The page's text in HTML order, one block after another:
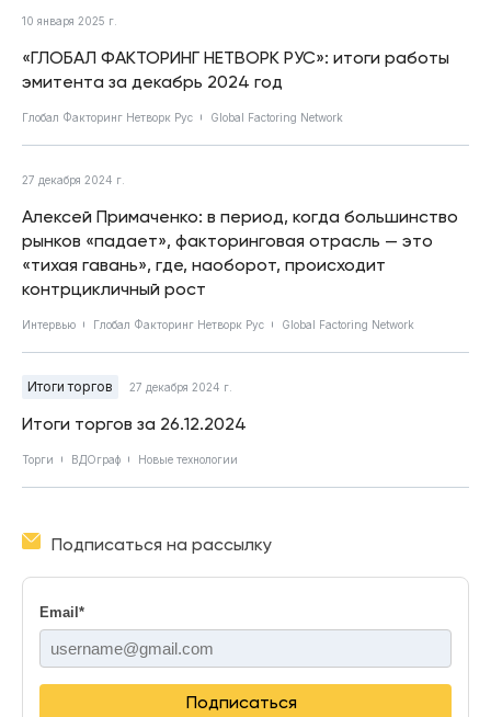
10 января 2025 г.
«ГЛОБАЛ ФАКТОРИНГ НЕТВОРК РУС»: итоги работы
эмитента за декабрь 2024 год
Глобал Факторинг Нетворк Рус Global Factoring Network
27 декабря 2024 г.
Алексей Примаченко: в период, когда большинство
рынков «падает», факторинговая отрасль — это
«тихая гавань», где, наоборот, происходит
контрцикличный рост
Интервью Глобал Факторинг Нетворк Рус Global Factoring Network
Итоги торгов 27 декабря 2024 г.
Итоги торгов за 26.12.2024
Торги ВДОграф Новые технологии
Подписаться на рассылку
Email *
Подписаться